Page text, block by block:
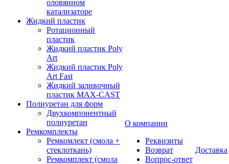
оловянном
катализаторе
Жидкий пластик
Ротационный
пластик
Жидкий пластик Poly
Art
Жидкий пластик Poly
Art Fast
Жидкий заливочный
пластик MAX-CAST
Полиуретан для форм
Двухкомпонентный
полиуретан
Ремкомплекты
Ремкомлект (смола +
стеклоткань)
Ремкомплект (смола
О компании
Реквизиты
Возврат
Вопрос-ответ
Доставка